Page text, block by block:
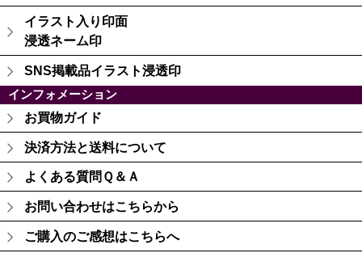
イラスト入り印面
浸透ネーム印
SNS掲載品イラスト浸透印
インフォメーション
お買物ガイド
決済方法と送料について
よくある質問Ｑ＆Ａ
お問い合わせはこちらから
ご購入のご感想はこちらへ